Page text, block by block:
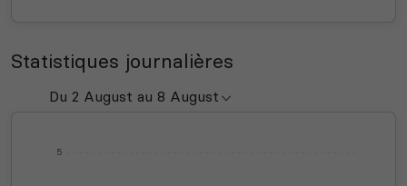
Statistiques journalières
5